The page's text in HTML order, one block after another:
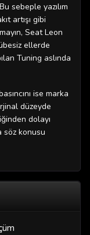
sebeple yazılım
artışı gibi
Seat Leon
ellerde
Tuning aslında
ise marka
düzeyde
dolayı
söz konusu